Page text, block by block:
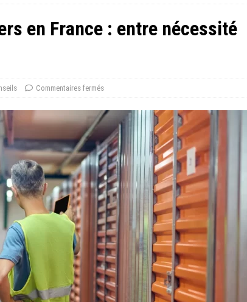
en France : entre nécessité
Commentaires fermés